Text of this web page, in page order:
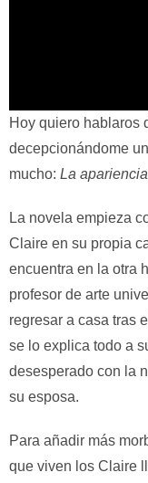
Hoy quiero hablaros
decepcionándome
mucho: La
La novela empieza
Claire en su propia
encuentra en la otra
profesor de arte
regresar a casa tras
se lo explica todo a
desesperado con la
su esposa.
Para añadir más
que viven los Claire